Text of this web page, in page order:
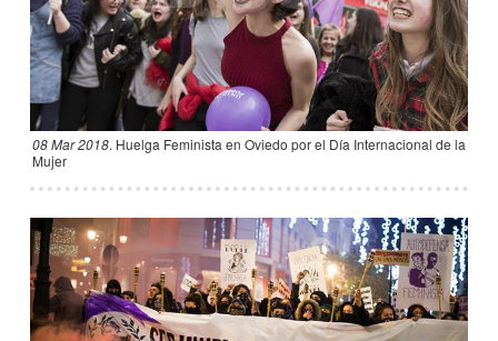
08 Mar 2018. Huelga Feminista en Oviedo por el Día Internacional de la
Mujer